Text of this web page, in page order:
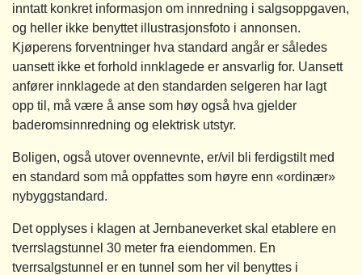
inntatt konkret informasjon om innredning i salgsoppgaven,
og heller ikke benyttet illustrasjonsfoto i annonsen.
Kjøperens forventninger hva standard angår er således
uansett ikke et forhold innklagede er ansvarlig for. Uansett
anfører innklagede at den standarden selgeren har lagt
opp til, må være å anse som høy også hva gjelder
baderomsinnredning og elektrisk utstyr.
Boligen, også utover ovennevnte, er/vil bli ferdigstilt med
en standard som må oppfattes som høyre enn «ordinær»
nybyggstandard.
Det opplyses i klagen at Jernbaneverket skal etablere en
tverrslagstunnel 30 meter fra eiendommen. En
tverrsalgstunnel er en tunnel som her vil benyttes i